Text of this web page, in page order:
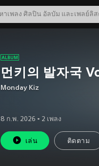
먼키의 발자국
Monday Kiz
8 ก.พ. 2026 • 2 เพลง
เล่น ติดตาม